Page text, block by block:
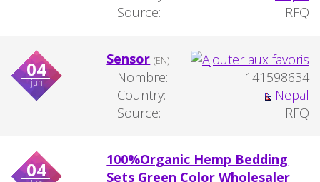
Source:
RFQ
04
jun
Sensor (EN)
Nombre:
141598634
Country:
Nepal
Source:
RFQ
04
100%Organic Hemp Bedding
Sets Green Color Wholesaler